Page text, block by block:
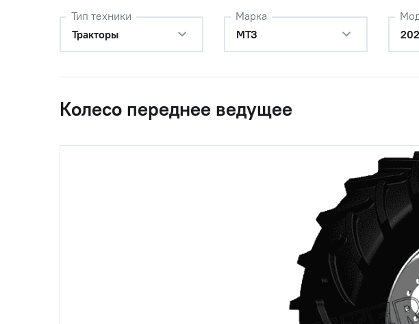
Тип техники
Тракторы
Марка
МТЗ
Колесо переднее ведущее